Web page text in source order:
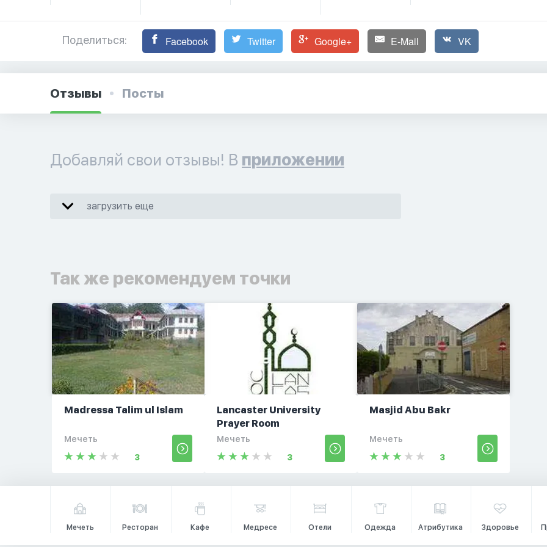
Поделиться: Facebook Twitter Google+ E-Mail VK
Отзывы Посты
Добавляй свои отзывы! В приложении
загрузить еще
Так же рекомендуем точки
Madressa Talim ul Islam
Мечеть
3
Lancaster University
Prayer Room
Мечеть
3
Masjid Abu Bakr
Мечеть
3
Мечеть Ресторан Кафе Медресе Отели Одежда Атрибутика Здоровье